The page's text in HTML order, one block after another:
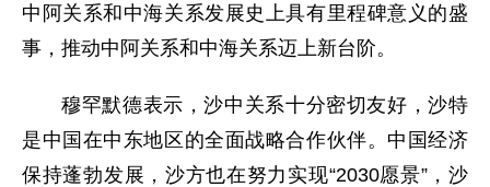
中阿关系和中海关系发展史上具有里程碑意义的盛
事，推动中阿关系和中海关系迈上新台阶。
穆罕默德表示，沙中关系十分密切友好，沙特
是中国在中东地区的全面战略合作伙伴。中国经济
保持蓬勃发展，沙方也在努力实现“2030愿景”，沙